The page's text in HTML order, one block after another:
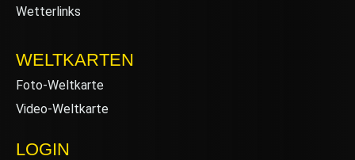
Wetterlinks
WELTKARTEN
Foto-Weltkarte
Video-Weltkarte
LOGIN